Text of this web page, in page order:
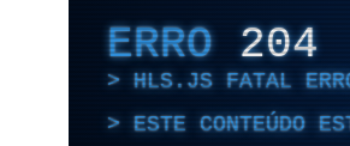
ERRO 204
HLS.JS FATAL
ESTE CONTEÚDO